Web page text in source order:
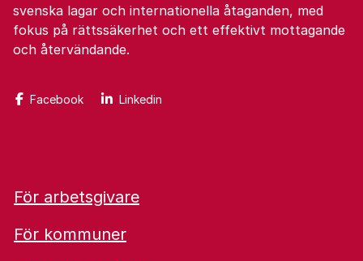
svenska lagar och internationella åtaganden, med
fokus på rättssäkerhet och ett effektivt mottagande
och återvändande.
Facebook Linkedin
För arbetsgivare
För kommuner